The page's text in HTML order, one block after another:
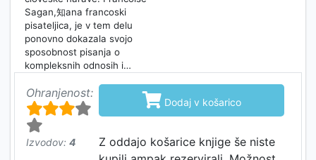
Sagan,知ana francoski
pisateljica, je v tem delu
ponovno dokazala svojo
sposobnost pisanja o
kompleksnih odnosih i…
Ohranjenost:
Izvodov: 4
 Dodaj v košarico
Z oddajo košarice knjige še niste